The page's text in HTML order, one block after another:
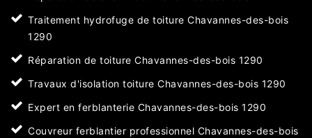
Traitement hydrofuge de toiture Chavannes-des-bois
1290
Réparation de toiture Chavannes-des-bois 1290
Travaux d'isolation toiture Chavannes-des-bois 1290
Expert en ferblanterie Chavannes-des-bois 1290
Couvreur ferblantier professionnel Chavannes-des-bois